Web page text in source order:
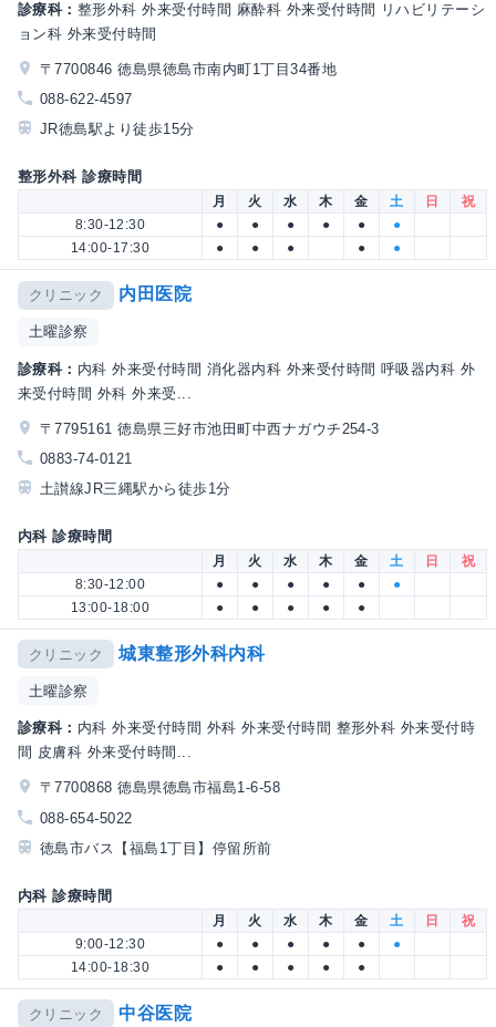
診療科： 整形外科 外来受付時間 麻酔科 外来受付時間 リハビリテーシ
ョン科 外来受付時間
〒7700846 徳島県徳島市南内町1丁目34番地
088-622-4597
JR徳島駅より徒歩15分
整形外科 診療時間
月 火 水 木 金 土 日
祝
8:30-12:30
● ● ● ● ●
●
14:00-17:30
● ● ● ● ●
クリニック 内田医院
土曜診察
診療科： 内科 外来受付時間 消化器内科 外来受付時間 呼吸器内科 外
来受付時間 外科 外来受...
〒7795161 徳島県三好市池田町中西ナガウチ254-3
0883-74-0121
土讃線JR三縄駅から徒歩1分
内科 診療時間
月 火 水 木 金 土 日
祝
8:30-12:00
● ● ● ● ●
●
13:00-18:00
● ● ● ● ●
クリニック 城東整形外科内科
土曜診察
診療科： 内科 外来受付時間 外科 外来受付時間 整形外科 外来受付時
間 皮膚科 外来受付時間...
〒7700868 徳島県徳島市福島1-6-58
088-654-5022
徳島市バス【福島1丁目】停留所前
内科 診療時間
月 火 水 木 金 土 日
祝
9:00-12:30
● ● ● ● ●
●
14:00-18:30
● ● ● ● ●
クリニック 中谷医院